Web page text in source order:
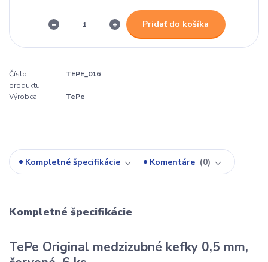
Pridať do košíka
Číslo
produktu:
TEPE_016
Výrobca: TePe
Kompletné špecifikácie Komentáre 0
Kompletné špecifikácie
TePe Original medzizubné kefky 0,5 mm,